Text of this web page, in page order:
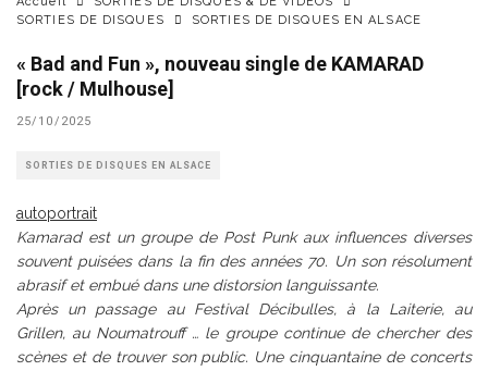
SORTIES DE DISQUES
SORTIES DE DISQUES EN ALSACE
« Bad and Fun », nouveau single de KAMARAD
[rock / Mulhouse]
25/10/2025
SORTIES DE DISQUES EN ALSACE
autoportrait
Kamarad est un groupe de Post Punk aux influences diverses
souvent puisées dans la fin des années 70. Un son résolument
abrasif et embué dans une distorsion languissante.
Après un passage au Festival Décibulles, à la Laiterie, au
Grillen, au Noumatrouff … le groupe continue de chercher des
scènes et de trouver son public. Une cinquantaine de concerts